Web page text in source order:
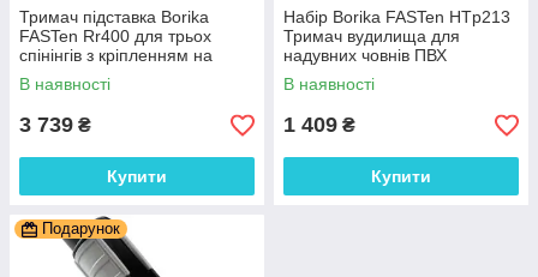
Тримач підставка Borika
FASTen Rr400 для трьох
спінінгів з кріпленням на
човен ПВХ
В наявності
3 739 ₴
Купити
Набір Borika FASTen HTp213
Тримач вудилища для
надувних човнів ПВХ
В наявності
1 409 ₴
Купити
Подарунок